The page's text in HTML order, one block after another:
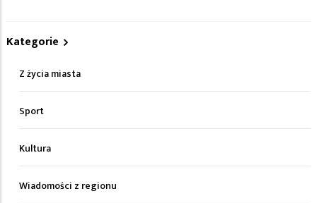
Kategorie
Z życia miasta
Sport
Kultura
Wiadomości z regionu